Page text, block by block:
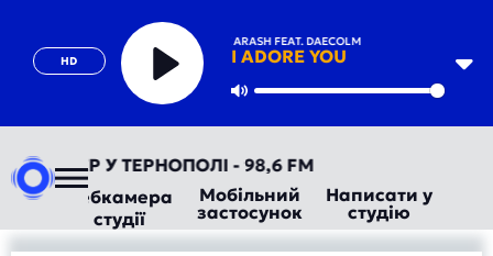
HD
HUGEL X TOPIC X ARASH FEAT. DAECOLM
I ADORE YOU
Play
ТЕПЕР У ТЕРНОПОЛІ - 98,6 FM
Вебкамера
студії
Мобільний
застосунок
Написати у
студію